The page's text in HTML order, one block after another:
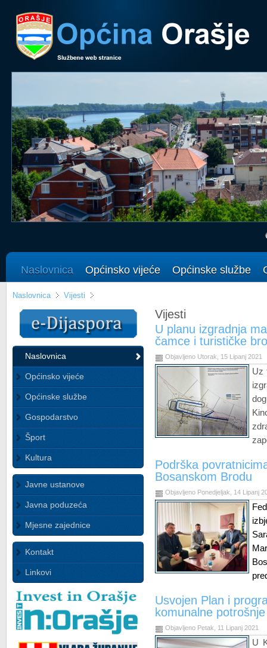
Naslovnica Općinsko vijeće Općinske službe
Naslovnica Vijesti
Naslovnica
Općinsko vijeće
Općinske službe
Gospodarstvo
Šport
Kultura
Javne ustanove
Javna poduzeća
Mjesne zajednice
Kontakt
Linkovi
Vijesti
U planu izgradnja
čamce i turističke
Objavljeno Utorak, 15 Lipanj 2021
Uz
Podrška
Bosanskom Brodu
Objavljeno Ponedjeljak, 14 Lipanj
Usvojen Plan i
komunalne
Objavljeno Petak, 11 Lipanj 2021
U